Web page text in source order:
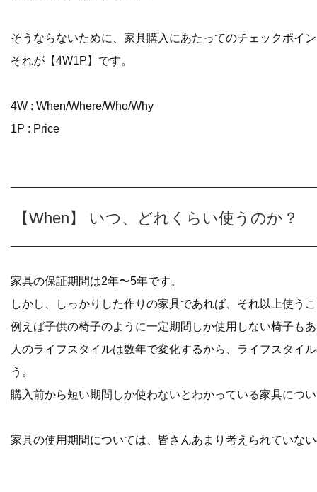
そうならないために、家具購入にあたってのチェックポイ
それが【4W1P】です。
4W : When/Where/Who/Why
1P : Price
【When】 いつ、どれくらい使うのか？
家具の保証期間は2年〜5年です。
しかし、しっかりした作りの家具であれば、それ以上使う
例えば子供の椅子のように一定期間しか使用しない椅子も
人のライフスタイルは数年で変化するから、ライフスタイ
う。
購入前から短い期間しか使わないとわかっている家具につ
家具の使用期間については、皆さんあまり考えられていな